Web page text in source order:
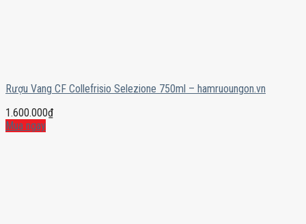
Rượu Vang CF Collefrisio Selezione 750ml – hamruoungon.vn
1.600.000₫
Mua ngay